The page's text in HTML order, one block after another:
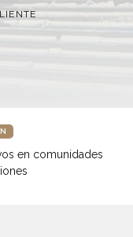
en comunidades